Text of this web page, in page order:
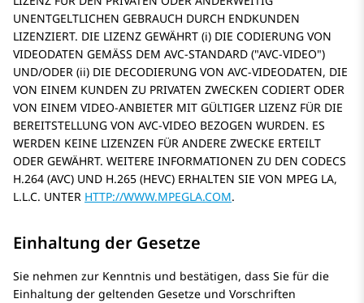
UNENTGELTLICHEN GEBRAUCH DURCH ENDKUNDEN
LIZENZIERT. DIE LIZENZ GEWÄHRT (i) DIE CODIERUNG VON
VIDEODATEN GEMÄSS DEM AVC-STANDARD ( AVC-VIDEO )
UND/ODER (ii) DIE DECODIERUNG VON AVC-VIDEODATEN, DIE
VON EINEM KUNDEN ZU PRIVATEN ZWECKEN CODIERT ODER
VON EINEM VIDEO-ANBIETER MIT GÜLTIGER LIZENZ FÜR DIE
BEREITSTELLUNG VON AVC-VIDEO BEZOGEN WURDEN. ES
WERDEN KEINE LIZENZEN FÜR ANDERE ZWECKE ERTEILT
ODER GEWÄHRT. WEITERE INFORMATIONEN ZU DEN CODECS
H.264 (AVC) UND H.265 (HEVC) ERHALTEN SIE VON MPEG LA,
L.L.C. UNTER HTTP://WWW.MPEGLA.COM.
Einhaltung der Gesetze
Sie nehmen zur Kenntnis und bestätigen, dass Sie für die
Einhaltung der geltenden Gesetze und Vorschriften